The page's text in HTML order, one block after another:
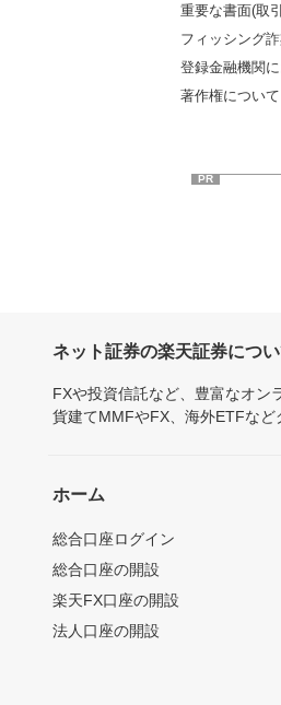
重要な書面(取
フィッシング
登録金融機関
著作権について
PR
ネット証券の楽天証券につ
FXや投資信託など、豊富なオン
貨建てMMFやFX、海外ETFな
ホーム
総合口座ログイン
総合口座の開設
楽天FX口座の開設
法人口座の開設